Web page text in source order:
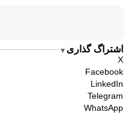
اشتراگ گذاری ▼
X
Facebook
LinkedIn
Telegram
WhatsApp